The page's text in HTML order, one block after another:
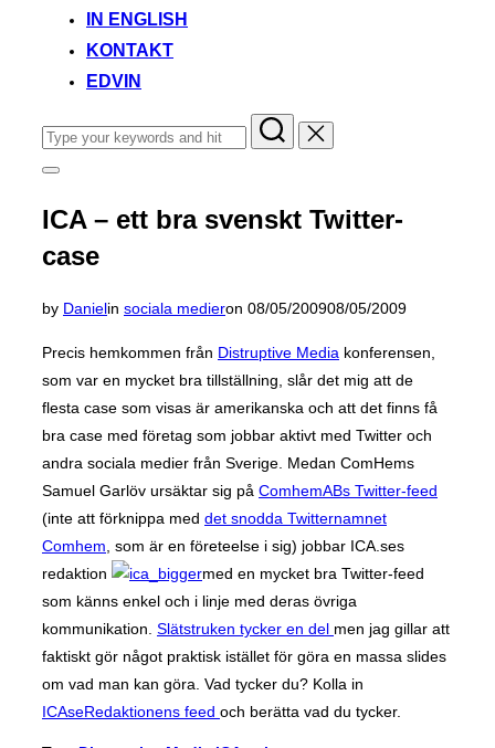
IN ENGLISH
KONTAKT
EDVIN
Search
for:
Toggle
&
navigation
ICA – ett bra svenskt Twitter-
case
by Danielin sociala medieron Posted
08/05/200908/05/2009
Precis hemkommen från Distruptive Media konferensen,
som var en mycket bra tillställning, slår det mig att de
flesta case som visas är amerikanska och att det finns få
bra case med företag som jobbar aktivt med Twitter och
andra sociala medier från Sverige. Medan ComHems
Samuel Garlöv ursäktar sig på ComhemABs Twitter-feed
(inte att förknippa med det snodda Twitternamnet
Comhem , som är en företeelse i sig) jobbar ICA.ses
redaktion
med en mycket bra Twitter-feed
som känns enkel och i linje med deras övriga
kommunikation. Slätstruken tycker en del men jag gillar att
faktiskt gör något praktisk istället för göra en massa slides
om vad man kan göra. Vad tycker du? Kolla in
ICAseRedaktionens feed och berätta vad du tycker.